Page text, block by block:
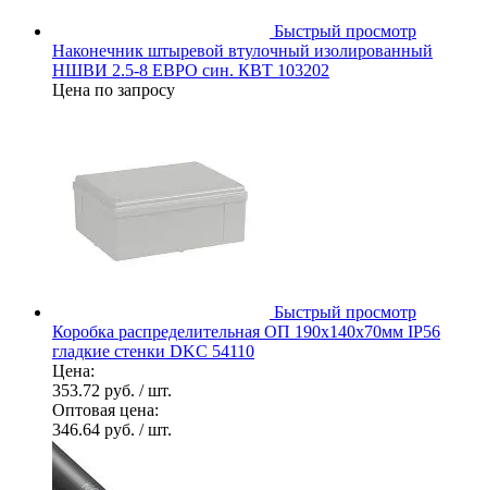
Быстрый просмотр
Наконечник штыревой втулочный изолированный
НШВИ 2.5-8 ЕВРО син. КВТ 103202
Цена по запросу
Быстрый просмотр
Коробка распределительная ОП 190х140х70мм IP56
гладкие стенки DKC 54110
Цена:
353.72 руб. / шт.
Оптовая цена:
346.64 руб. / шт.